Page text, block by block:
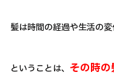
髪は時間の経過や生活の
ということは、 その時